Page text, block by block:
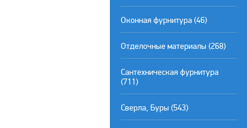
Оконная фурнитура (46)
Отделочные материалы (268)
Сантехническая фурнитура
(711)
Сверла, Буры (543)